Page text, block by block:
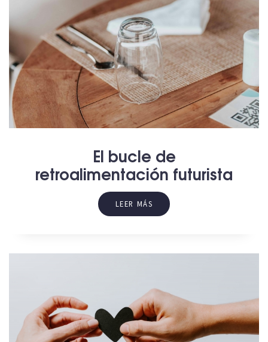
El bucle de
retroalimentación futurista
LEER MÁS